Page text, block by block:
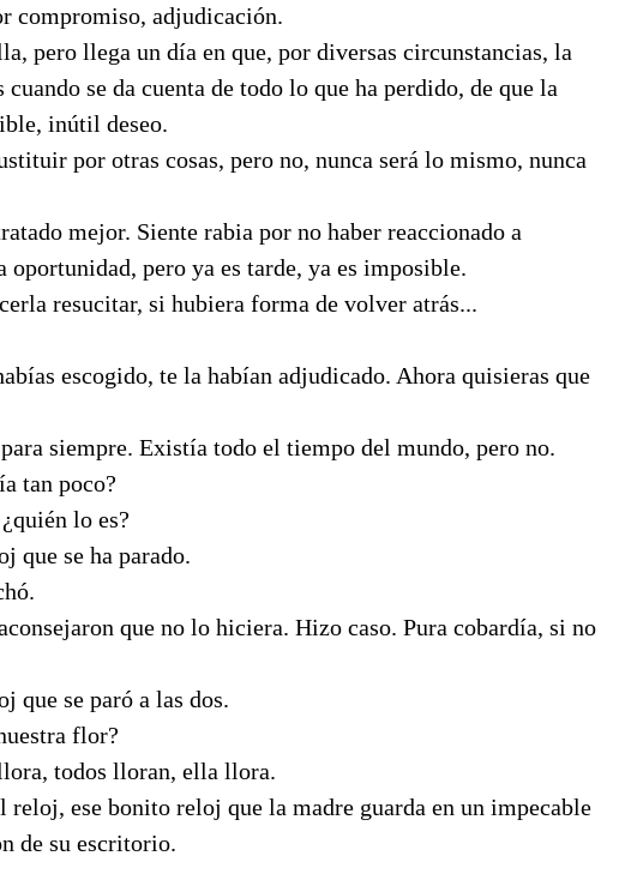
compromiso, adjudicación.
pero llega un día en que, por diversas circunstancias, la
se da cuenta de todo lo que ha perdido, de que la
inútil deseo.
por otras cosas, pero no, nunca será lo mismo, nunca
mejor. Siente rabia por no haber reaccionado a
oportunidad, pero ya es tarde, ya es imposible.
resucitar, si hubiera forma de volver atrás...
escogido, te la habían adjudicado. Ahora quisieras que
siempre. Existía todo el tiempo del mundo, pero no.
tan poco?
lo es?
que se ha parado.
que no lo hiciera. Hizo caso. Pura cobardía, si no
que se paró a las dos.
flor?
todos lloran, ella llora.
reloj, ese bonito reloj que la madre guarda en un impecable
de su escritorio.